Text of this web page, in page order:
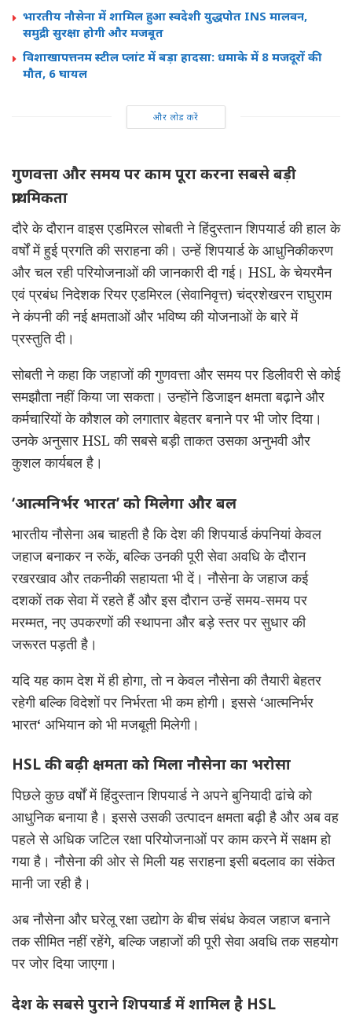
भारतीय नौसेना में शामिल हुआ स्वदेशी युद्धपोत INS मालवन,
समुद्री सुरक्षा होगी और मजबूत
विशाखापत्तनम स्टील प्लांट में बड़ा हादसा: धमाके में 8 मजदूरों की
मौत, 6 घायल
और लोड करें
गुणवत्ता और समय पर काम पूरा करना सबसे बड़ी
प्राथमिकता
दौरे के दौरान वाइस एडमिरल सोबती ने हिंदुस्तान शिपयार्ड की हाल के
वर्षों में हुई प्रगति की सराहना की। उन्हें शिपयार्ड के आधुनिकीकरण
और चल रही परियोजनाओं की जानकारी दी गई। HSL के चेयरमैन
एवं प्रबंध निदेशक रियर एडमिरल (सेवानिवृत्त) चंद्रशेखरन राघुराम
ने कंपनी की नई क्षमताओं और भविष्य की योजनाओं के बारे में
प्रस्तुति दी।
सोबती ने कहा कि जहाजों की गुणवत्ता और समय पर डिलीवरी से कोई
समझौता नहीं किया जा सकता। उन्होंने डिजाइन क्षमता बढ़ाने और
कर्मचारियों के कौशल को लगातार बेहतर बनाने पर भी जोर दिया।
उनके अनुसार HSL की सबसे बड़ी ताकत उसका अनुभवी और
कुशल कार्यबल है।
‘आत्मनिर्भर भारत’ को मिलेगा और बल
भारतीय नौसेना अब चाहती है कि देश की शिपयार्ड कंपनियां केवल
जहाज बनाकर न रुकें, बल्कि उनकी पूरी सेवा अवधि के दौरान
रखरखाव और तकनीकी सहायता भी दें। नौसेना के जहाज कई
दशकों तक सेवा में रहते हैं और इस दौरान उन्हें समय-समय पर
मरम्मत, नए उपकरणों की स्थापना और बड़े स्तर पर सुधार की
जरूरत पड़ती है।
यदि यह काम देश में ही होगा, तो न केवल नौसेना की तैयारी बेहतर
रहेगी बल्कि विदेशों पर निर्भरता भी कम होगी। इससे ‘आत्मनिर्भर
भारत‘ अभियान को भी मजबूती मिलेगी।
HSL की बढ़ी क्षमता को मिला नौसेना का भरोसा
पिछले कुछ वर्षों में हिंदुस्तान शिपयार्ड ने अपने बुनियादी ढांचे को
आधुनिक बनाया है। इससे उसकी उत्पादन क्षमता बढ़ी है और अब वह
पहले से अधिक जटिल रक्षा परियोजनाओं पर काम करने में सक्षम हो
गया है। नौसेना की ओर से मिली यह सराहना इसी बदलाव का संकेत
मानी जा रही है।
अब नौसेना और घरेलू रक्षा उद्योग के बीच संबंध केवल जहाज बनाने
तक सीमित नहीं रहेंगे, बल्कि जहाजों की पूरी सेवा अवधि तक सहयोग
पर जोर दिया जाएगा।
देश के सबसे पुराने शिपयार्ड में शामिल है HSL